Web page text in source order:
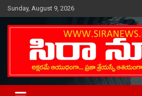
Skip
to
content
Sunday, August 9, 2026
SIRA NEWS
Telugu Online News Daily